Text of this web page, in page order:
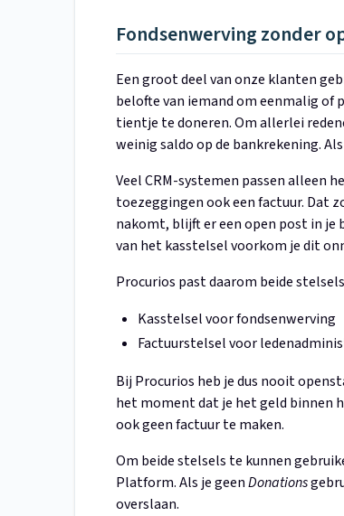
Fondsenwerving zonder
Een groot deel van onze klanten
belofte van iemand om eenmalig of
tientje te doneren. Om allerlei
weinig saldo op de bankrekening.
Veel CRM-systemen passen alleen
toezeggingen ook een factuur. Dat
nakomt, blijft er een open post in je
van het kasstelsel voorkom je dit
Procurios past daarom beide
Kasstelsel voor fondsenwerving
Factuurstelsel voor
Bij Procurios heb je dus nooit
het moment dat je het geld binnen
ook geen factuur te maken.
Om beide stelsels te kunnen
Platform. Als je geenDonations
overslaan.